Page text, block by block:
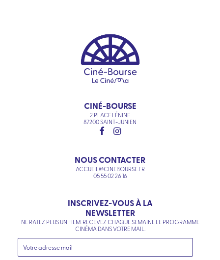
CINÉ-BOURSE
2 PLACE LÉNINE
87200 SAINT-JUNIEN
NOUS CONTACTER
ACCUEIL@CINEBOURSE.FR
05 55 02 26 16
INSCRIVEZ-VOUS À LA
NEWSLETTER
NE RATEZ PLUS UN FILM. RECEVEZ CHAQUE SEMAINE LE PROGRAMME
CINÉMA DANS VOTRE MAIL.